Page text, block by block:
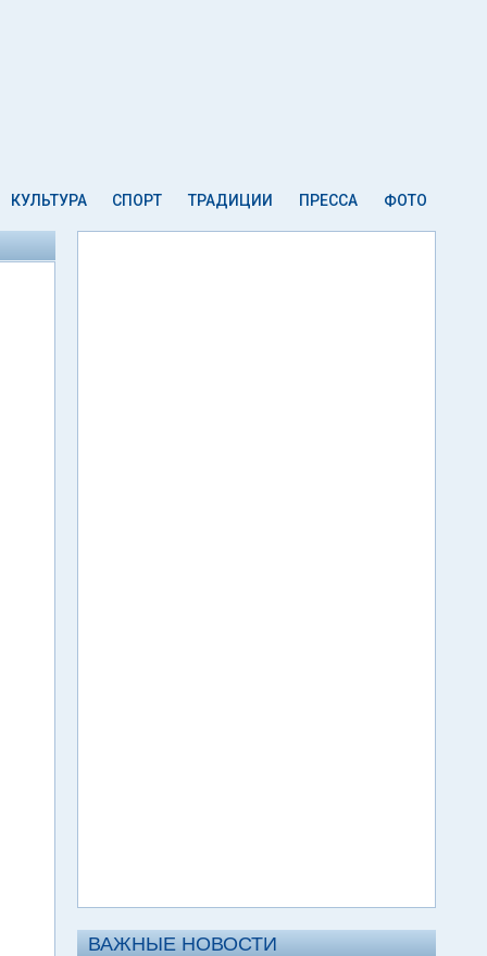
КУЛЬТУРА СПОРТ ТРАДИЦИИ ПРЕССА ФОТО
ВАЖНЫЕ НОВОСТИ